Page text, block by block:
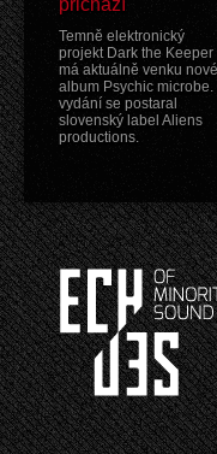
přichází
Temně elektronický
projekt Dark the Keeper
má aktuálně venku nové
album Psychic microbe.
vydání se postaral
slovenský label Aliens
productions.